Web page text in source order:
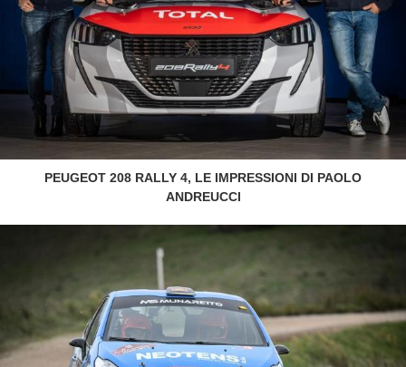
PEUGEOT 208 RALLY 4, LE IMPRESSIONI DI PAOLO
ANDREUCCI